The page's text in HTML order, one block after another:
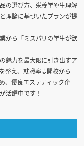
の選び方、栄養学や生理解
理論に基づいたプランが提
から「ミスパリの学生が欲
魅力を最大限に引き出すア
整え、就職率は開校から
、優良エステティック企
活躍中です！